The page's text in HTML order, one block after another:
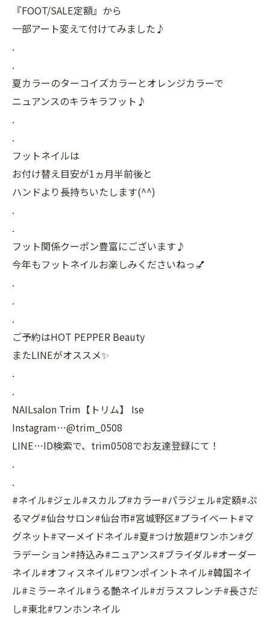
『FOOT/SALE定額』から
一部アート変えて付けてみました♪
.
.
夏カラーのターコイズカラーとオレンジカラーで
ニュアンスのキラキラフット♪
.
.
フットネイルは
お付け替え目安が1ヵ月半前後と
ハンドより長持ちいたします(^^)
.
.
フット関係クーポン豊富にございます♪
今年もフットネイルお楽しみくださいねっ💅
.
.
.
ご予約はHOT PEPPER Beauty
またLINEがオススメ✨
.
.
NAILsalon Trim【トリム】 Ise
Instagram…@trim_0508
LINE…ID検索で、trim0508でお友達登録にて！
.
.
#ネイル#ジェル#スカルプ#カラー#パラジェル#定額#ぷ
るマグ#仙台サロン#仙台市#宮城野区#プライベート#マ
グネット#マーメイドネイル#夏#つけ放題#ワンホン#グ
ラデーション#持込み#ニュアンス#ブライダル#オーダー
ネイル#オフィスネイル#ワンポイントネイル#韓国ネイ
ル#ミラーネイル#うる艶ネイル#ガラスフレンチ#長さだ
し#東北#ワンホンネイル